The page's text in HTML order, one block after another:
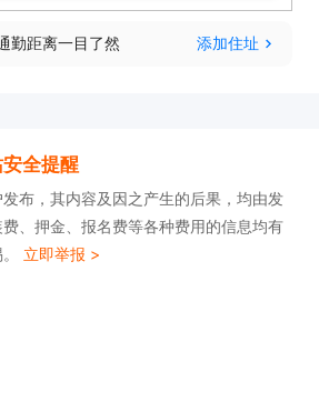
勤距离一目了然 添加住址
全提醒
布，其内容及因之产生的后果，均由发
、押金、报名费等各种费用的信息均有
立即举报 >